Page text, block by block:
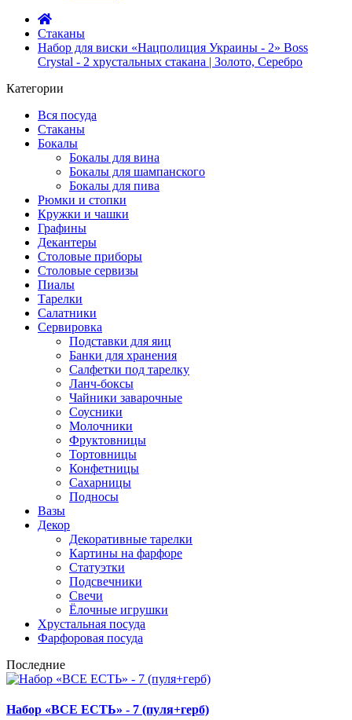
Стаканы
Набор для виски «Нацполиция Украины - 2» Boss
Crystal - 2 хрустальных стакана | Золото, Серебро
Категории
Вся посуда
Стаканы
Бокалы
Бокалы для вина
Бокалы для шампанского
Бокалы для пива
Рюмки и стопки
Кружки и чашки
Графины
Декантеры
Столовые приборы
Столовые сервизы
Пиалы
Тарелки
Салатники
Сервировка
Подставки для яиц
Банки для хранения
Салфетки под тарелку
Ланч-боксы
Чайники заварочные
Соусники
Молочники
Фруктовницы
Тортовницы
Конфетницы
Сахарницы
Подносы
Вазы
Декор
Декоративные тарелки
Картины на фарфоре
Статуэтки
Подсвечники
Свечи
Ёлочные игрушки
Хрустальная посуда
Фарфоровая посуда
Последние
Набор «ВСЕ ЕСТЬ» - 7 (пуля+герб)